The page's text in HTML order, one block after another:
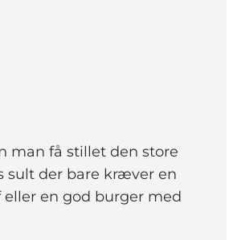
man få stillet den store
sult der bare kræver en
eller en god burger med